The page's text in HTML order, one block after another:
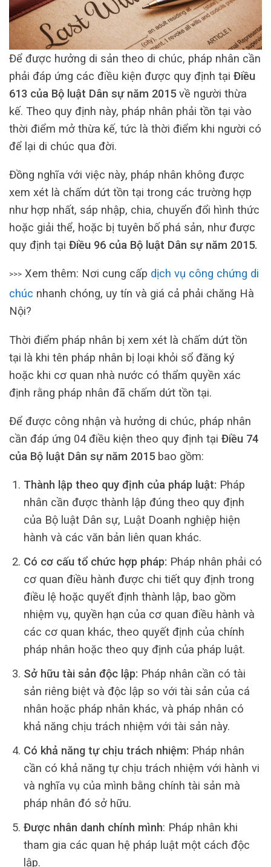
Để được hưởng di sản theo di chúc, pháp nhân cần
phải đáp ứng các điều kiện được quy định tại Điều
613 của Bộ luật Dân sự năm 2015về người thừa
kế. Theo quy định này, pháp nhân phải tồn tại vào
thời điểm mở thừa kế, tức là thời điểm khi người có
để lại di chúc qua đời.
Đồng nghĩa với việc này, pháp nhân không được
xem xét là chấm dứt tồn tại trong các trường hợp
như hợp nhất, sáp nhập, chia, chuyển đổi hình thức
hoặc giải thể, hoặc bị tuyên bố phá sản, như được
quy định tại Điều 96 của Bộ luật Dân sự năm 2015.
>>> Xem thêm: Nơi cung cấp dịch vụ công chứng di
chúc nhanh chóng, uy tín và giá cả phải chăng Hà
Nội?
Thời điểm pháp nhân bị xem xét là chấm dứt tồn
tại là khi tên pháp nhân bị loại khỏi sổ đăng ký
hoặc khi cơ quan nhà nước có thẩm quyền xác
định rằng pháp nhân đã chấm dứt tồn tại.
Để được công nhận và hưởng di chúc, pháp nhân
cần đáp ứng 04 điều kiện theo quy định tại Điều 74
của Bộ luật Dân sự năm 2015 bao gồm:
Thành lập theo quy định của pháp luật: Pháp
nhân cần được thành lập đúng theo quy định
của Bộ luật Dân sự, Luật Doanh nghiệp hiện
hành và các văn bản liên quan khác.
Có cơ cấu tổ chức hợp pháp: Pháp nhân phải có
cơ quan điều hành được chi tiết quy định trong
điều lệ hoặc quyết định thành lập, bao gồm
nhiệm vụ, quyền hạn của cơ quan điều hành và
các cơ quan khác, theo quyết định của chính
pháp nhân hoặc theo quy định của pháp luật.
Sở hữu tài sản độc lập: Pháp nhân cần có tài
sản riêng biệt và độc lập so với tài sản của cá
nhân hoặc pháp nhân khác, và pháp nhân có
khả năng chịu trách nhiệm với tài sản này.
Có khả năng tự chịu trách nhiệm: Pháp nhân
cần có khả năng tự chịu trách nhiệm với hành vi
và nghĩa vụ của mình bằng chính tài sản mà
pháp nhân đó sở hữu.
Được nhân danh chính mình: Pháp nhân khi
tham gia các quan hệ pháp luật một cách độc
lập.